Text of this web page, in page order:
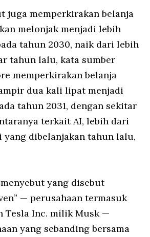
juga memperkirakan belanja
melonjak menjadi lebih
tahun 2030, naik dari lebih
tahun lalu, kata sumber
memperkirakan belanja
dua kali lipat menjadi
tahun 2031, dengan sekitar
terkait AI, lebih dari
dibelanjakan tahun lalu,
yang disebut
— perusahaan termasuk
Tesla Inc. milik Musk —
yang sebanding bersama